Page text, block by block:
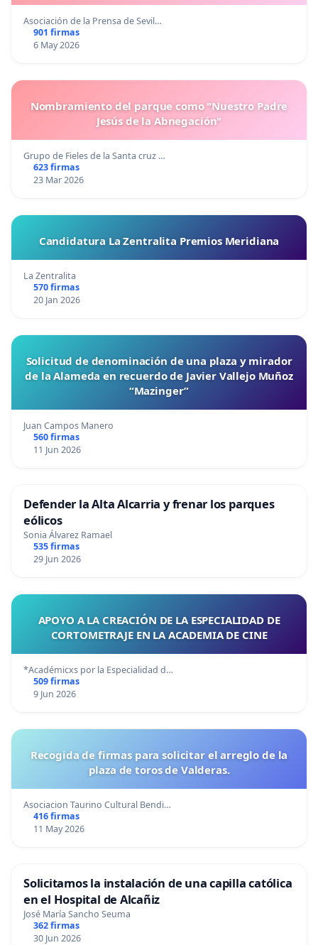
Asociación de la Prensa de Sevil…
901 firmas
6 May 2026
Nombramiento del parque como "Nuestro Padre
Jesús de la Abnegación"
Grupo de Fieles de la Santa cruz …
623 firmas
23 Mar 2026
Candidatura La Zentralita Premios Meridiana
La Zentralita
570 firmas
20 Jan 2026
Solicitud de denominación de una plaza y mirador
de la Alameda en recuerdo de Javier Vallejo Muñoz
“Mazinger”
Juan Campos Manero
560 firmas
11 Jun 2026
Defender la Alta Alcarria y frenar los parques
eólicos
Sonia Álvarez Ramael
535 firmas
29 Jun 2026
APOYO A LA CREACIÓN DE LA ESPECIALIDAD DE
CORTOMETRAJE EN LA ACADEMIA DE CINE
*Académicxs por la Especialidad d…
509 firmas
9 Jun 2026
Recogida de firmas para solicitar el arreglo de la
plaza de toros de Valderas.
Asociacion Taurino Cultural Bendi…
416 firmas
11 May 2026
Solicitamos la instalación de una capilla católica
en el Hospital de Alcañiz
José María Sancho Seuma
362 firmas
30 Jun 2026